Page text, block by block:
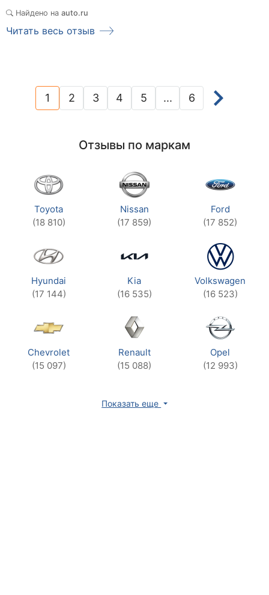
Найдено на auto.ru
Читать весь отзыв
1(current)
2 3 4 5 ... 6
Отзывы по маркам
Toyota
(18 810)
Nissan
(17 859)
Ford
(17 852)
Hyundai
(17 144)
Kia
(16 535)
Volkswagen
(16 523)
Chevrolet
(15 097)
Renault
(15 088)
Opel
(12 993)
Показать еще